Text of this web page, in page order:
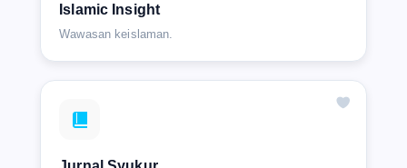
Islamic Insight
Wawasan keislaman.